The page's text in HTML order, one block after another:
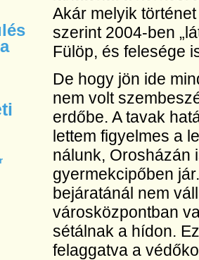
Akár melyik
szerint 2004-ben
Fülöp, és felesége
De hogy jön ide
nem volt
erdőbe. A tavak
lettem figyelmes a
nálunk, Orosházán
gyermekcipőben
bejáratánál nem
városközpontban
sétálnak a hídon.
felaggatva a